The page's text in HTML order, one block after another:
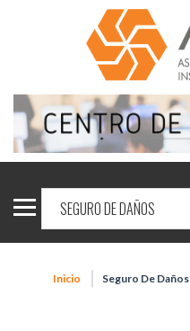
Inicio Seguro De Daños